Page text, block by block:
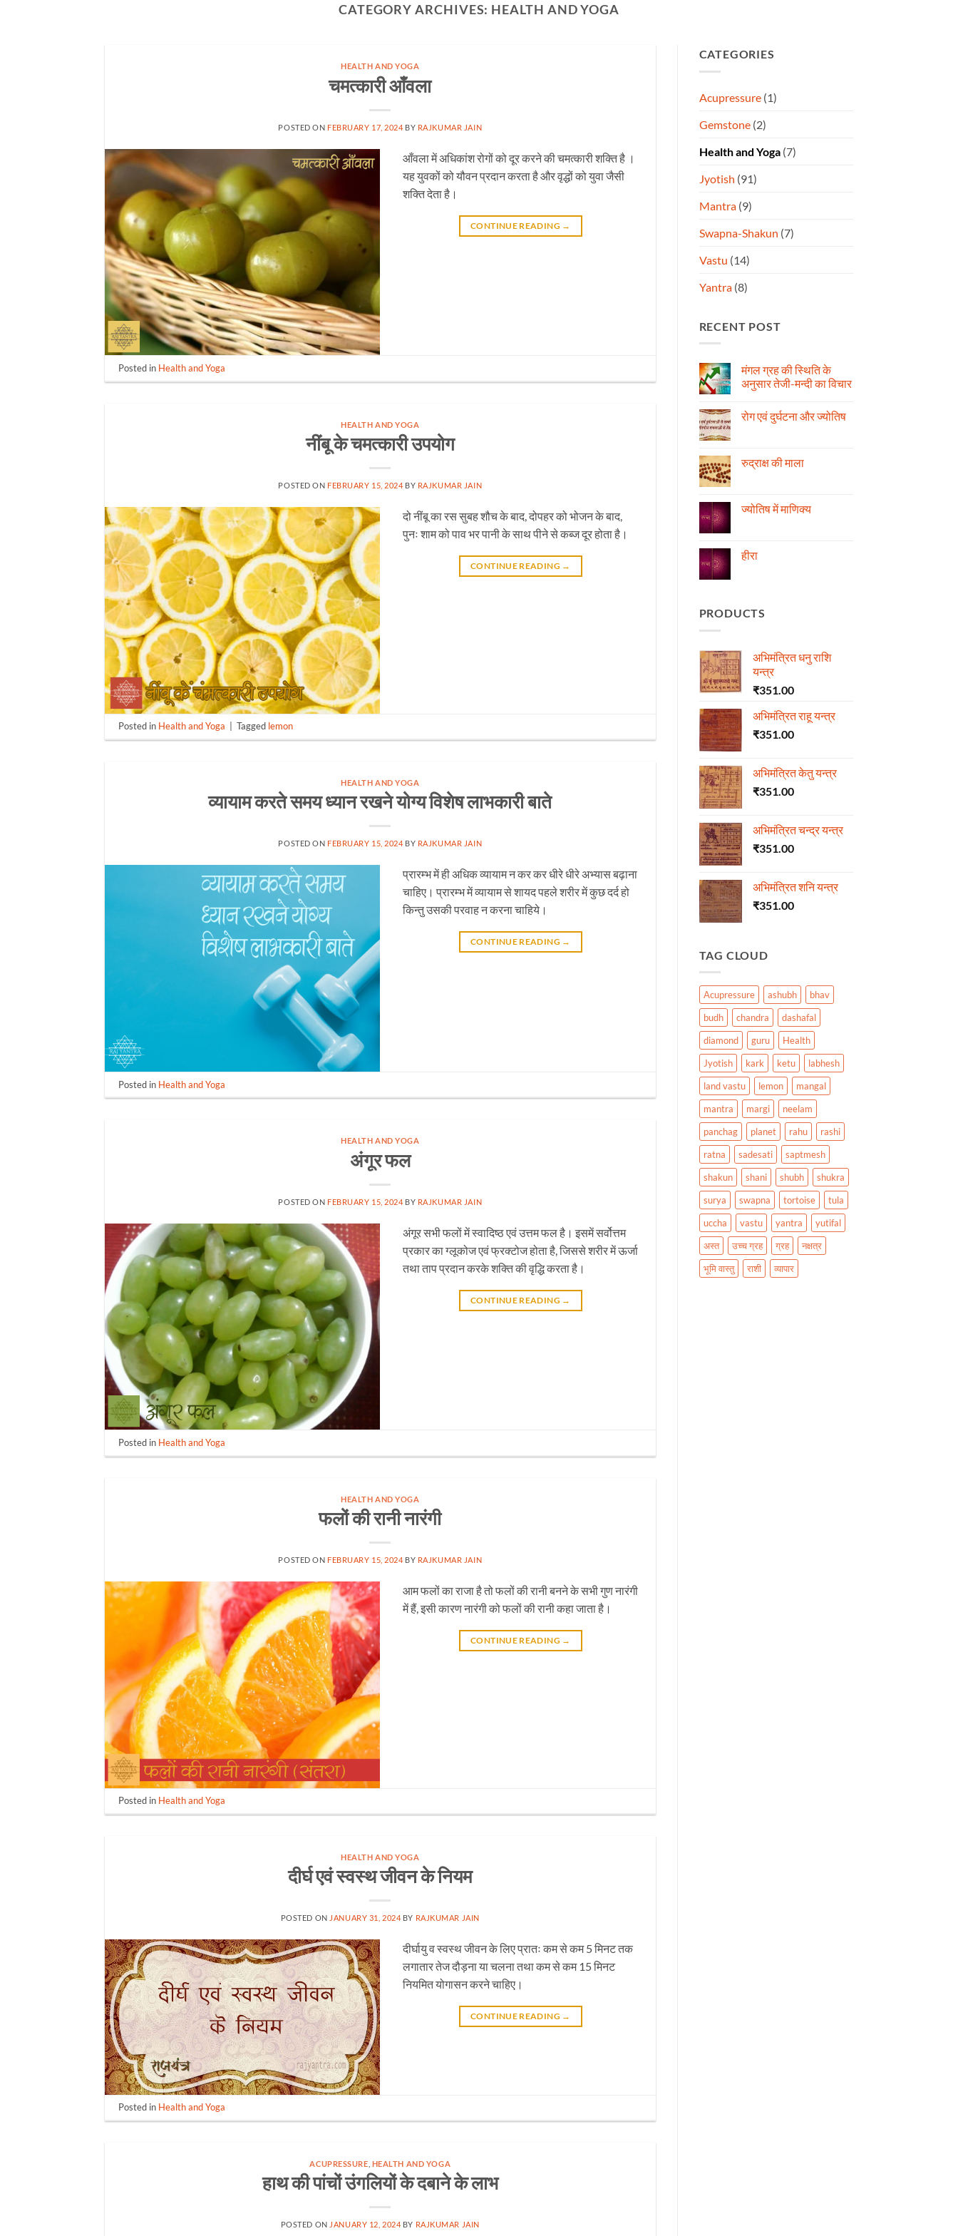
CATEGORY ARCHIVES: HEALTH AND YOGA
HEALTH AND YOGA
चमत्कारी आँवला
POSTED ON FEBRUARY 17, 2024 BY RAJKUMAR JAIN
आँवला में अधिकांश रोगों को दूर करने की चमत्कारी शक्ति है ।
यह युवकों को यौवन प्रदान करता है और वृद्धों को युवा जैसी
शक्ति देता है।
CONTINUE READING →
Posted in Health and Yoga
HEALTH AND YOGA
नींबू के चमत्कारी उपयोग
POSTED ON FEBRUARY 15, 2024 BY RAJKUMAR JAIN
दो नींबू का रस सुबह शौच के बाद, दोपहर को भोजन के बाद,
पुनः शाम को पाव भर पानी के साथ पीने से कब्ज दूर होता है।
CONTINUE READING →
Posted in Health and Yoga Tagged lemon
HEALTH AND YOGA
व्यायाम करते समय ध्यान रखने योग्य विशेष लाभकारी बाते
POSTED ON FEBRUARY 15, 2024 BY RAJKUMAR JAIN
प्रारम्भ में ही अधिक व्यायाम न कर कर धीरे धीरे अभ्यास बढ़ाना
चाहिए। प्रारम्भ में व्यायाम से शायद पहले शरीर में कुछ दर्द हो
किन्तु उसकी परवाह न करना चाहिये।
CONTINUE READING →
Posted in Health and Yoga
HEALTH AND YOGA
अंगूर फल
POSTED ON FEBRUARY 15, 2024 BY RAJKUMAR JAIN
अंगूर सभी फलों में स्वादिष्ठ एवं उत्तम फल है। इसमें सर्वोत्तम
प्रकार का ग्लूकोज एवं फ्रक्टोज होता है, जिससे शरीर में ऊर्जा
तथा ताप प्रदान करके शक्ति की वृद्धि करता है।
CONTINUE READING →
Posted in Health and Yoga
HEALTH AND YOGA
फलों की रानी नारंगी
POSTED ON FEBRUARY 15, 2024 BY RAJKUMAR JAIN
आम फलों का राजा है तो फलों की रानी बनने के सभी गुण नारंगी
में हैं, इसी कारण नारंगी को फलों की रानी कहा जाता है।
CONTINUE READING →
Posted in Health and Yoga
HEALTH AND YOGA
दीर्घ एवं स्वस्थ जीवन के नियम
POSTED ON JANUARY 31, 2024 BY RAJKUMAR JAIN
दीर्घायु व स्वस्थ जीवन के लिए प्रातः कम से कम 5 मिनट तक
लगातार तेज दौड़ना या चलना तथा कम से कम 15 मिनट
नियमित योगासन करने चाहिए।
CONTINUE READING →
Posted in Health and Yoga
ACUPRESSURE HEALTH AND YOGA
हाथ की पांचों उंगलियों के दबाने के लाभ
POSTED ON JANUARY 12, 2024 BY RAJKUMAR JAIN
CATEGORIES
Acupressure(1)
Gemstone(2)
Health and Yoga(7)
Jyotish (91)
Mantra(9)
Swapna-Shakun (7)
Vastu (14)
Yantra(8)
RECENT POST
मंगल ग्रह की स्थिति के
अनुसार तेजी-मन्दी का विचार
on
के
अनुसार
विचार
रोग एवं दुर्घटना और ज्योतिष
रोग
एवं
रुद्राक्ष की माला
रुद्राक्ष
की
ज्योतिष में माणिक्य
ज्योतिष
में
हीरा
PRODUCTS
अभिमंत्रित धनु राशि
यन्त्र
₹351.00
अभिमंत्रित राहू यन्त्र
₹351.00
अभिमंत्रित केतु यन्त्र
₹351.00
अभिमंत्रित चन्द्र यन्त्र
₹351.00
अभिमंत्रित शनि यन्त्र
₹351.00
TAG CLOUD
Acupressure ashubh
bhav
budh
chandra
dashafal
diamond
guru
Health
Jyotish
kark ketu
labhesh
land vastu
lemon
mangal
mantra
margi
neelam
panchag
planet rahu
rashi
ratna
sadesati
saptmesh
shakun
shani shubh
shukra
surya
swapna tortoise
tula
uccha
vastu yantra
yutifal
अस्त
उच्च ग्रह ग्रह
नक्षत्र
भूमि वास्तु
राशी व्यापार